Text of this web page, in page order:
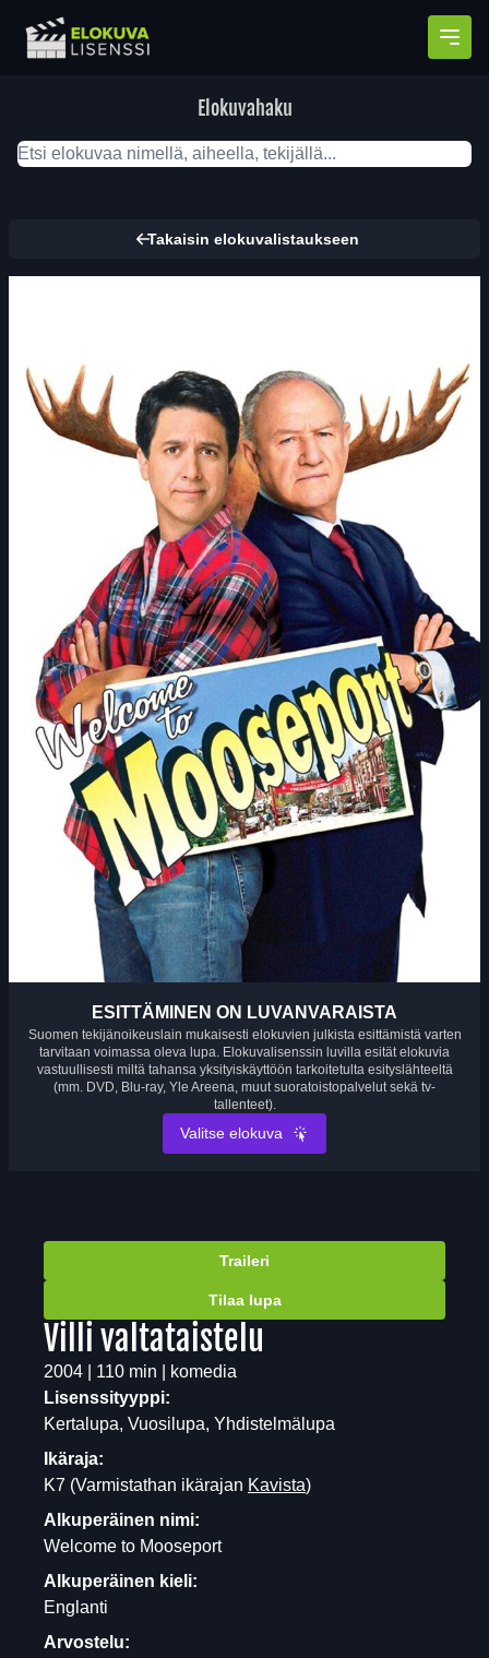
Elokuvahaku
Takaisin elokuvalistaukseen
ESITTÄMINEN ON LUVANVARAISTA
Suomen tekijänoikeuslain mukaisesti elokuvien julkista esittämistä varten
tarvitaan voimassa oleva lupa. Elokuvalisenssin luvilla esität elokuvia
vastuullisesti miltä tahansa yksityiskäyttöön tarkoitetulta esityslähteeltä
(mm. DVD, Blu-ray, Yle Areena, muut suoratoistopalvelut sekä tv-
tallenteet).
Valitse elokuva
Traileri
Tilaa lupa
Villi valtataistelu
2004 | 110 min | komedia
Lisenssityyppi:
Kertalupa, Vuosilupa, Yhdistelmälupa
Ikäraja:
K7 (Varmistathan ikärajan Kavista)
Alkuperäinen nimi:
Welcome to Mooseport
Alkuperäinen kieli:
Englanti
Arvostelu: